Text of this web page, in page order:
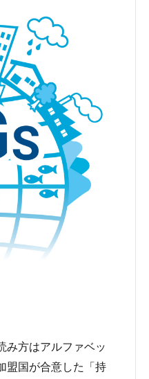
み方はアルファベッ
盟国が合意した「持